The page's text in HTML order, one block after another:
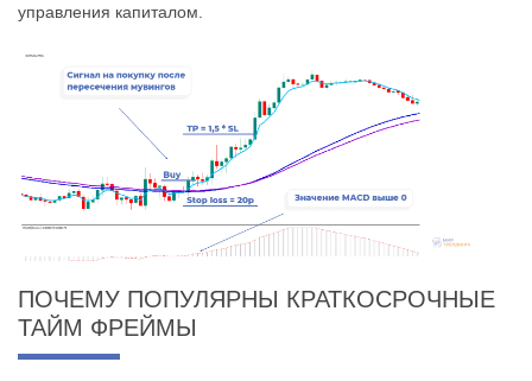
управления капиталом.
ПОЧЕМУ ПОПУЛЯРНЫ КРАТКОСРОЧНЫЕ
ТАЙМ ФРЕЙМЫ